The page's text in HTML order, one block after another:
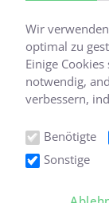
Wir
optimal zu
Einige
notwendig,
verbessern,
entscheiden,
Benötigte
Sonstige